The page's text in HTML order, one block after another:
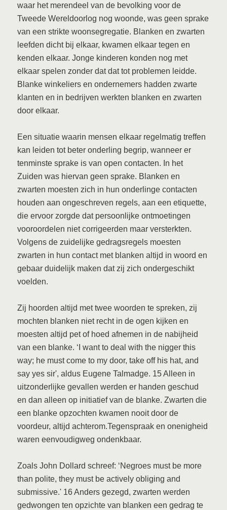
waar het merendeel van de bevolking voor de
Tweede Wereldoorlog nog woonde, was geen sprake
van een strikte woonsegregatie. Blanken en zwarten
leefden dicht bij elkaar, kwamen elkaar tegen en
kenden elkaar. Jonge kinderen konden nog met
elkaar spelen zonder dat dat tot problemen leidde.
Blanke winkeliers en ondernemers hadden zwarte
klanten en in bedrijven werkten blanken en zwarten
door elkaar.
Een situatie waarin mensen elkaar regelmatig treffen
kan leiden tot beter onderling begrip, wanneer er
tenminste sprake is van open contacten. In het
Zuiden was hiervan geen sprake. Blanken en
zwarten moesten zich in hun onderlinge contacten
houden aan ongeschreven regels, aan een etiquette,
die ervoor zorgde dat persoonlijke ontmoetingen
vooroordelen niet corrigeerden maar versterkten.
Volgens de zuidelijke gedragsregels moesten
zwarten in hun contact met blanken altijd in woord en
gebaar duidelijk maken dat zij zich ondergeschikt
voelden.
Zij hoorden altijd met twee woorden te spreken, zij
mochten blanken niet recht in de ogen kijken en
moesten altijd pet of hoed afnemen in de nabijheid
van een blanke. ‘I want to deal with the nigger this
way; he must come to my door, take off his hat, and
say yes sir', aldus Eugene Talmadge. 15 Alleen in
uitzonderlijke gevallen werden er handen geschud
en dan alleen op initiatief van de blanke. Zwarten die
een blanke opzochten kwamen nooit door de
voordeur, altijd achterom.Tegenspraak en onenigheid
waren eenvoudigweg ondenkbaar.
Zoals John Dollard schreef: ‘Negroes must be more
than polite, they must be actively obliging and
submissive.' 16 Anders gezegd, zwarten werden
gedwongen ten opzichte van blanken een gedrag te